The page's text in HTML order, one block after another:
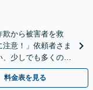
欺から被害者を救
意！」依頼者さま
少しでも多くの返
料金表を見る